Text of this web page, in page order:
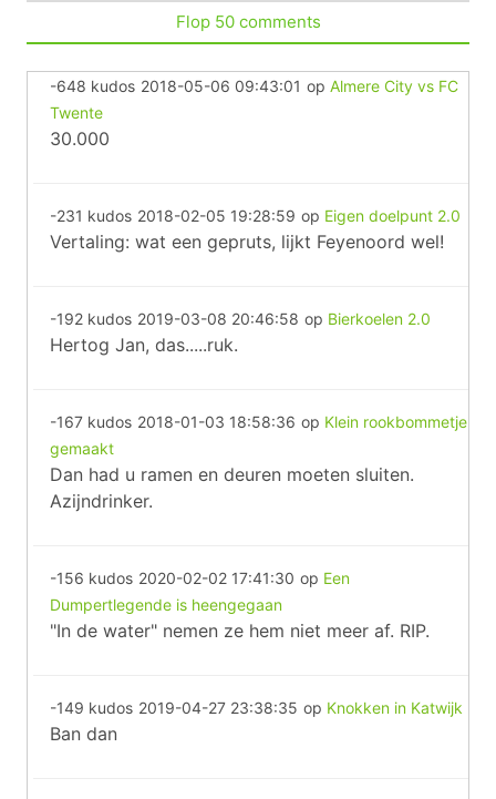
Flop 50 comments
-648 kudos 2018-05-06 09:43:01 op Almere City vs FC
Twente
30.000
-231 kudos 2018-02-05 19:28:59 op Eigen doelpunt 2.0
Vertaling: wat een gepruts, lijkt Feyenoord wel!
-192 kudos 2019-03-08 20:46:58 op Bierkoelen 2.0
Hertog Jan, das.....ruk.
-167 kudos 2018-01-03 18:58:36 op Klein rookbommetje
gemaakt
Dan had u ramen en deuren moeten sluiten.
Azijndrinker.
-156 kudos 2020-02-02 17:41:30 op Een
Dumpertlegende is heengegaan
"In de water" nemen ze hem niet meer af. RIP.
-149 kudos 2019-04-27 23:38:35 op Knokken in Katwijk
Ban dan